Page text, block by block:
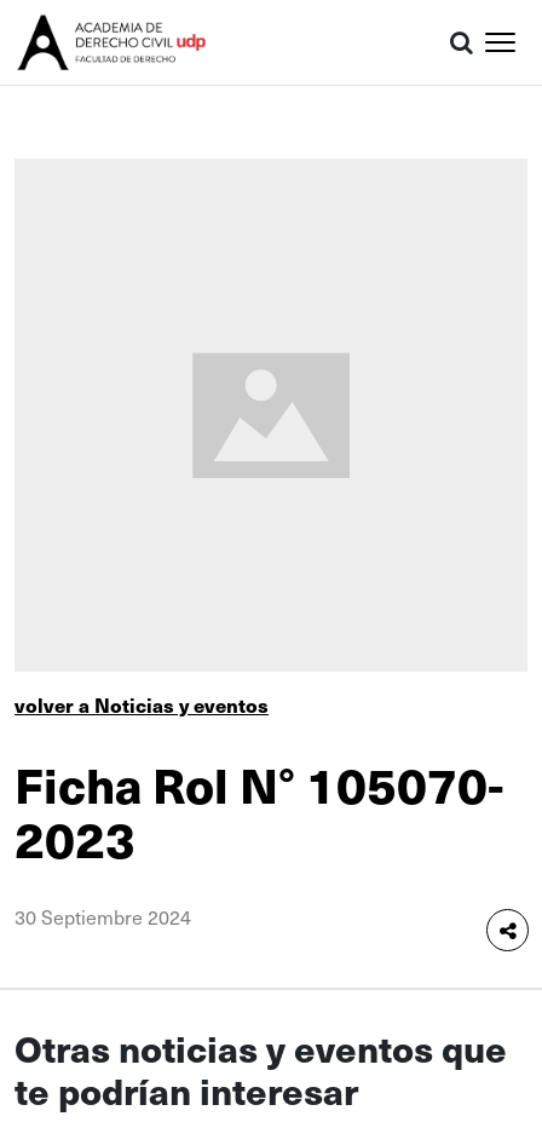
volver a Noticias y eventos
Ficha Rol N° 105070-
2023
30 Septiembre 2024
Otras noticias y eventos que
te podrían interesar